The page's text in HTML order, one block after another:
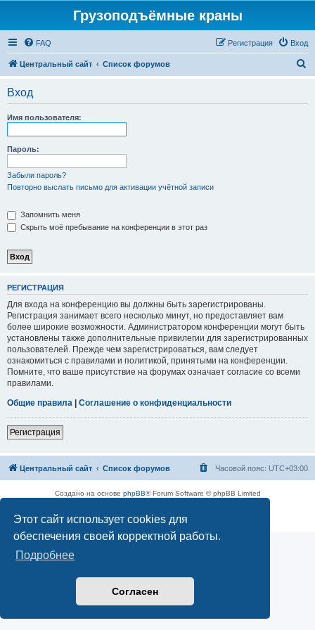
Этот сайт использует cookies для
обеспечения своей корректной работы.
Подробнее
Согласен
Грузоподъёмные краны
FAQ Вход
Регистрация
Центральный сайт Список форумов
Вход
Имя пользователя:
Пароль:
Забыли пароль?
Повторно выслать письмо для активации учётной записи
Запомнить меня
Скрыть моё пребывание на конференции в этот раз
РЕГИСТРАЦИЯ
Для входа на конференцию вы должны быть зарегистрированы.
Регистрация занимает всего несколько минут, но предоставляет вам
более широкие возможности. Администратором конференции могут быть
установлены также дополнительные привилегии для зарегистрированных
пользователей. Прежде чем зарегистрироваться, вам следует
ознакомиться с правилами и политикой, принятыми на конференции.
Помните, что ваше присутствие на форумах означает согласие со всеми
правилами.
Общие правила | Соглашение о конфиденциальности
Регистрация
Центральный сайт Список форумов Часовой пояс: UTC+03:00
Создано на основе phpBB® Forum Software © phpBB Limited
Конфиденциальность|Правила